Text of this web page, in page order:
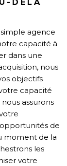
DELÀ
agence
capacité à
dans une
nous
objectifs
capacité
assurons
de
moment de la
les
votre